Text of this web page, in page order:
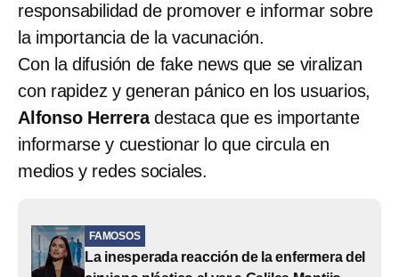
responsabilidad de promover e informar sobre
la importancia de la vacunación.
Con la difusión de fake news que se viralizan
con rapidez y generan pánico en los usuarios,
Alfonso Herreradestaca que es importante
informarse y cuestionar lo que circula en
medios y redes sociales.
FAMOSOS
La inesperada reacción de la enfermera del